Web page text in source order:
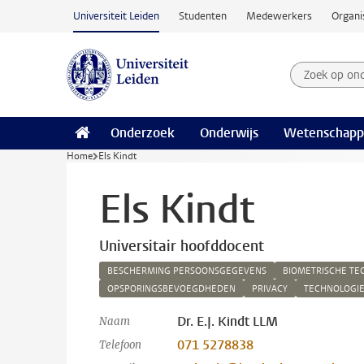
Ga naar hoofdinhoud
Universiteit Leiden Studenten Medewerkers
Zoek op
Zoekterm
Onderzoek Onderwijs
Home Els Kindt
Els Kindt
Universitair hoofddocent
BESCHERMING PERSOONSGEGEVENS BIOMETRISCHE
OPSPORINGSBEVOEGDHEDEN
PRIVACY TECHNOLOGIE
Naam Dr. E.J. Kindt LLM
Telefoon 071 5278838